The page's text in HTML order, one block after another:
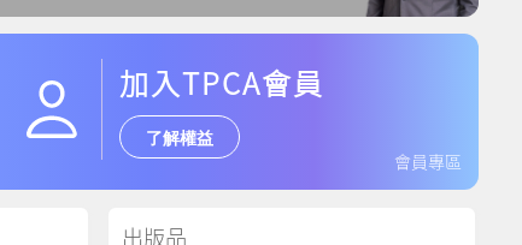
加入TPCA會員
了解權益
會員專區
出版品